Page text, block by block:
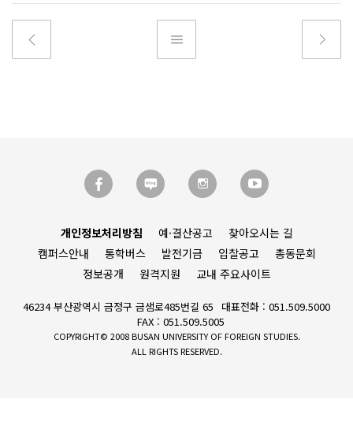
개인정보처리방침 예·결산공고
찾아오시는 길
캠퍼스안내
통학버스 발전기금 입찰공고
총동문회
정보공개
원격지원 교내 주요사이트
46234 부산광역시 금정구 금샘로485번길 65
대표전화 : 051.509.5000
FAX : 051.509.5005
COPYRIGHT© 2008 BUSAN UNIVERSITY OF FOREIGN STUDIES.
ALL RIGHTS RESERVED.